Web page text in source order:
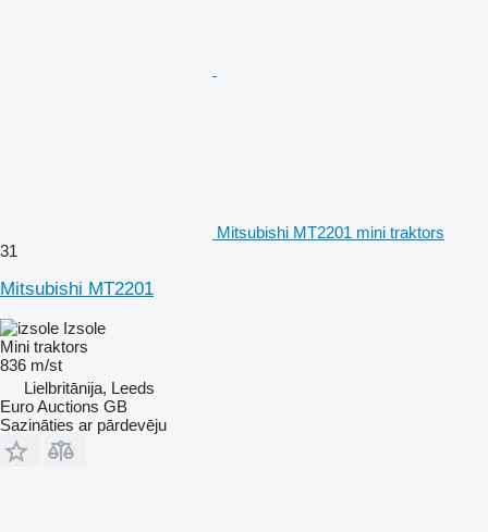
Mitsubishi MT2201 mini traktors
31
Mitsubishi MT2201
Izsole
Mini traktors
836 m/st
Lielbritānija, Leeds
Euro Auctions GB
Sazināties ar pārdevēju